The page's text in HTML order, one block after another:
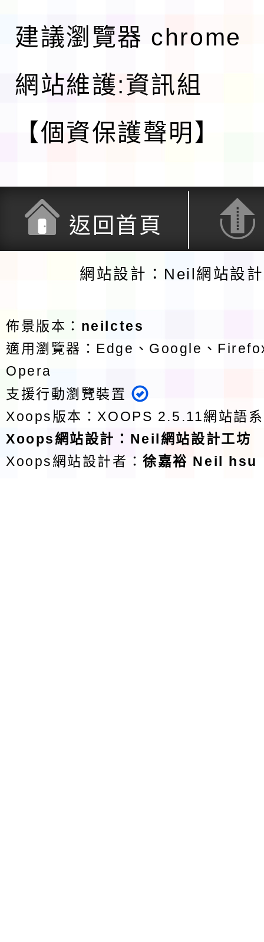
建議瀏覽器 chrome
網站維護:資訊組
【個資保護聲明】
返回首頁
網站設計：Neil網站設
佈景版本： neilctes
適用瀏覽器：Edge、Google、
Opera
支援行動瀏覽裝置
Xoops版本： XOOPS 2.5.11網站語
Xoops網站設計 ： Neil網站設計工坊
Xoops網站設計者：徐嘉裕 Neil hsu